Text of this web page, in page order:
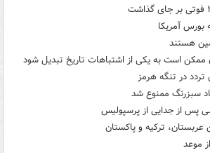
بورس آمریکا
هستند
ممکن است به یکی از اشتباهات تاریخ تبدیل شود
در تنگه هرمز
سبزرنگ ممنوع شد
پس از جدایی از پرسپولیس
ترکیه و پاکستان